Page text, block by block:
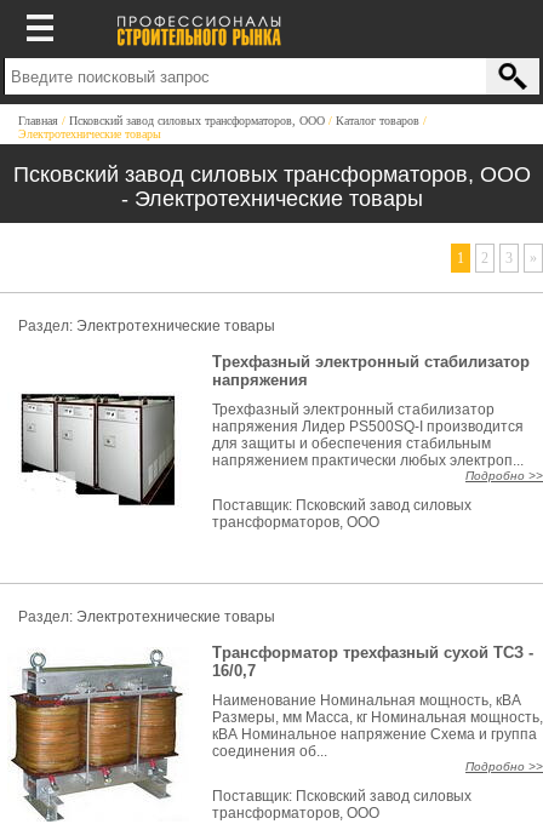
Главная Псковский завод силовых трансформаторов, ООО
Каталог товаров
Электротехнические товары
Псковский завод силовых трансформаторов, ООО
- Электротехнические товары
1 2 3 »
Раздел: Электротехнические товары
Трехфазный электронный стабилизатор
напряжения
Трехфазный электронный стабилизатор
напряжения Лидер PS500SQ-I производится
для защиты и обеспечения стабильным
напряжением практически любых электроп...
Подробно >>
Поставщик: Псковский завод силовых
трансформаторов, ООО
Раздел: Электротехнические товары
Трансформатор трехфазный сухой ТСЗ -
16/0,7
Наименование Номинальная мощность, кВА
Размеры, мм Масса, кг Номинальная мощность,
кВА Номинальное напряжение Схема и группа
соединения об...
Подробно >>
Поставщик: Псковский завод силовых
трансформаторов, ООО